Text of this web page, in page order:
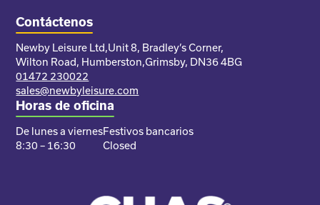
Contáctenos
Newby Leisure Ltd,Unit 8, Bradley’s Corner,
Wilton Road, Humberston,Grimsby, DN36 4BG
01472 230022
sales@newbyleisure.com
Horas de oficina
De lunes a viernes
8:30 – 16:30
Festivos bancarios
Closed